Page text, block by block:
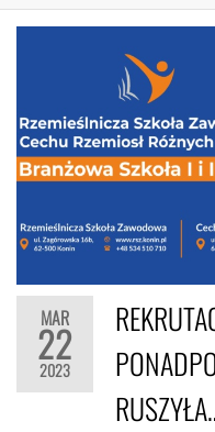
MAR
22
2023